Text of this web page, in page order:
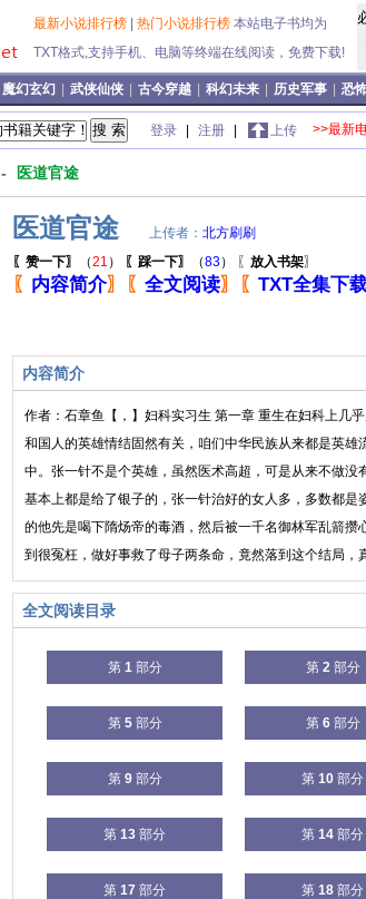
最新小说排行榜 热门小说排行榜 本站电子书均为
TXT格式,支持手机、电脑等终端在线阅读，免费下载!
魔幻玄幻 武侠仙侠 古今穿越 科幻未来 历史军事 恐
登录 注册 上传 >>最新
- 医道官途
医道官途 上传者： 北方刷刷
〖赞一下〗
（21 ） 〖踩一下〗 （83） 〖 放入书架〗
〖 内容简介〗 〖 全文阅读〗 〖 TXT全集下
内容简介
作者：石章鱼【，】妇科实习生 第一章 重生在妇科上几
和国人的英雄情结固然有关，咱们中华民族从来都是英
中。张一针不是个英雄，虽然医术高超，可是从来不做
基本上都是给了银子的，张一针治好的女人多，多数都
的他先是喝下隋炀帝的毒酒，然后被一千名御林军乱箭
到很冤枉，做好事救了母子两条命，竟然落到这个结局，
全文阅读目录
第 1部分 第 2部分
第 5部分 第 6部分
第 9部分 第 10 部分
第 13 部分 第 14 部分
第 17 部分 第 18 部分